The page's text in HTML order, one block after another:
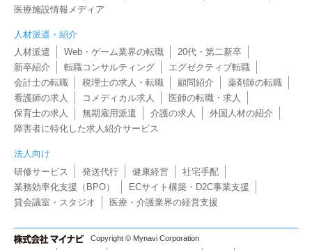
医療施設情報メディア
人材派遣・紹介
人材派遣
Web・ゲーム業界の転職
20代・第二新卒
新卒紹介
転職コンサルティング
エグゼクティブ転職
会計士の転職
税理士の求人・転職 顧問紹介
薬剤師の転職
看護師の求人
コメディカル求人
医師の転職・求人
保育士の求人
無期雇用派遣 介護の求人
外国人材の紹介
障害者に特化した求人紹介サービス
法人向け
研修サービス
発送代行 健康経営
社宅手配
業務効率化支援（BPO）
ECサイト構築・D2C事業支援
貸会議室・スタジオ
医療・介護業界の経営支援
Copyright © Mynavi Corporation